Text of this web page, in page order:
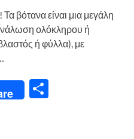
βότανα είναι μια μεγάλη
ολόκληρου ή
ή φύλλα), με